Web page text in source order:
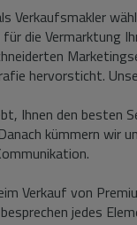
Verkaufsmakler
für die Vermarktung
hervorsticht.
Ihnen den besten
kümmern wir
Verkauf von
jedes